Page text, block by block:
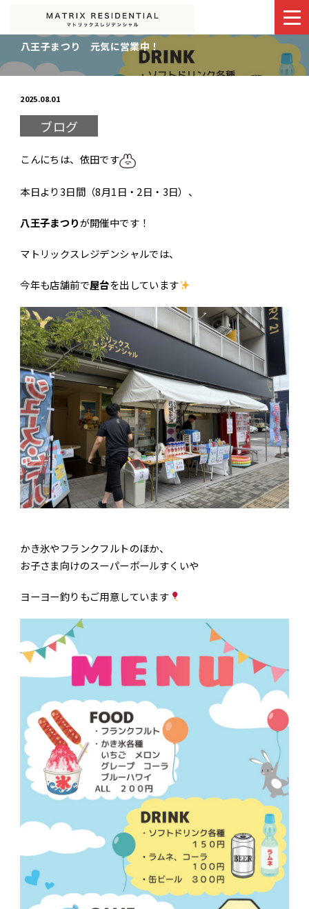
最新情報
事業部紹介
募集要項
0120-882-340
エントリー お問い合わせ
八王子まつり 元気に営業中！
2025.08.01
ブログ
こんにちは、依田です
本日より3日間（8月1日・2日・3日）、
八王子まつりが開催中です！
マトリックスレジデンシャルでは、
今年も店舗前で屋台を出しています
かき氷やフランクフルトのほか、
お子さま向けのスーパーボールすくいや
ヨーヨー釣りもご用意しています